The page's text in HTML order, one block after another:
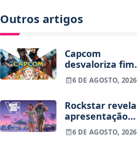
Outros artigos
Capcom
desvaloriza fim
dos jogos físicos
na PlayStation
6 DE AGOSTO, 2026
Rockstar revela
apresentação
alargada de GTA
VI para 27 de
6 DE AGOSTO, 2026